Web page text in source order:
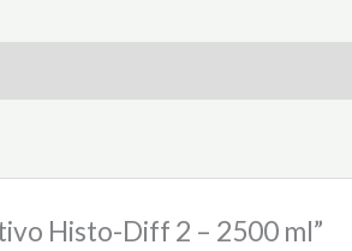
Histo-Diff 2 – 2500 ml”